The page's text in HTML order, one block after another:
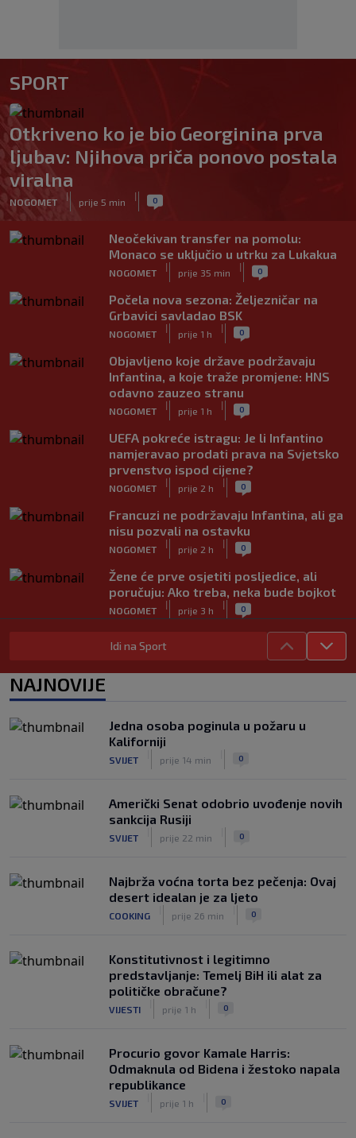
SPORT
Otkriveno ko je bio Georginina prva
ljubav: Njihova priča ponovo postala
viralna
NOGOMET
|
prije 5 min
| 0
Neočekivan transfer na pomolu:
Monaco se uključio u utrku za Lukakua
NOGOMET
|
prije 35 min
| 0
Počela nova sezona: Željezničar na
Grbavici savladao BSK
NOGOMET
|
prije 1 h
| 0
Objavljeno koje države podržavaju
Infantina, a koje traže promjene: HNS
odavno zauzeo stranu
NOGOMET
|
prije 1 h
| 0
UEFA pokreće istragu: Je li Infantino
namjeravao prodati prava na Svjetsko
prvenstvo ispod cijene?
NOGOMET
|
prije 2 h
| 0
Francuzi ne podržavaju Infantina, ali ga
nisu pozvali na ostavku
NOGOMET
|
prije 2 h
| 0
Žene će prve osjetiti posljedice, ali
poručuju: Ako treba, neka bude bojkot
NOGOMET
|
prije 3 h
| 0
Zvanično: Samed Baždar ima novi klub,
zadužio broj sa velikom "težinom"
NOGOMET prije 5 h
se pitaju gdje je i šta radi (VIDEO)
OSTALI SPORTOVI prije 5 h
Idi na Sport
NAJNOVIJE
Jedna osoba poginula u požaru u
Kaliforniji
SVIJET prije 14 min 0
Američki Senat odobrio uvođenje novih
sankcija Rusiji
SVIJET prije 22 min 0
Najbrža voćna torta bez pečenja: Ovaj
desert idealan je za ljeto
COOKING prije 26 min 0
Konstitutivnost i legitimno
predstavljanje: Temelj BiH ili alat za
političke obračune?
VIJESTI prije 1 h 0
Procurio govor Kamale Harris:
Odmaknula od Bidena i žestoko napala
republikance
SVIJET prije 1 h 0